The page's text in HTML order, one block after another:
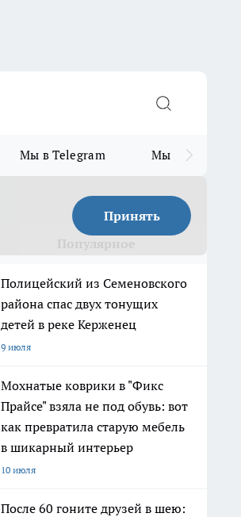
Мы в Telegram Мы в MAX
Принять
Полицейский из Семеновского
района спас двух тонущих
детей в реке Керженец
9 июля
Мохнатые коврики в "Фикс
Прайсе" взяла не под обувь: вот
как превратила старую мебель
в шикарный интерьер
10 июля
После 60 гоните друзей в шею: